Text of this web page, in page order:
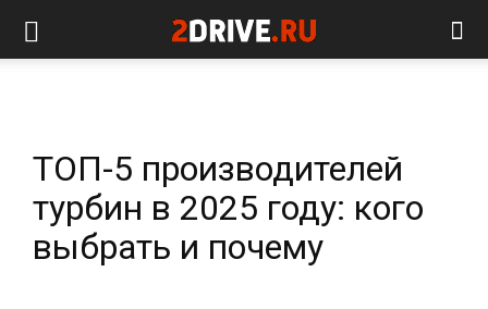
ТОП-5 производителей
турбин в 2025 году: кого
выбрать и почему